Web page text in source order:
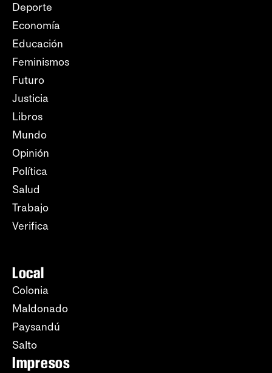
Deporte
Economía
Educación
Feminismos
Futuro
Justicia
Libros
Mundo
Opinión
Política
Salud
Trabajo
Verifica
Local
Colonia
Maldonado
Paysandú
Salto
Impresos